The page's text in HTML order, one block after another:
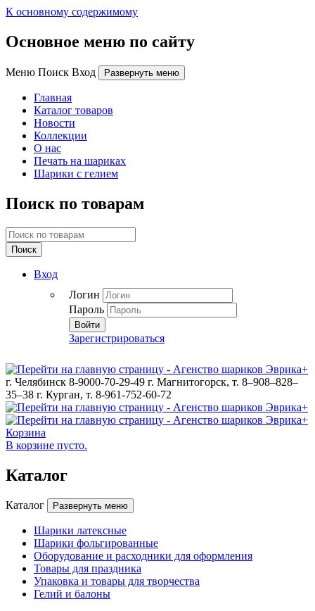
К основному содержимому
Основное меню по сайту
Меню Поиск Вход Развернуть меню
Главная
Каталог товаров
Новости
Коллекции
О нас
Печать на шариках
Шарики с гелием
Поиск по товарам
Поиск
Вход
Логин
Пароль
Войти
Зарегистрироваться
г. Челябинск 8-9000-70-29-49 г. Магнитогорск, т. 8–908–828–
35–38 г. Курган, т. 8-961-752-60-72
Корзина
В корзине пусто.
Каталог
Каталог Развернуть меню
Шарики латексные
Шарики фольгированные
Оборудование и расходники для оформления
Товары для праздника
Упаковка и товары для творчества
Гелий и балоны